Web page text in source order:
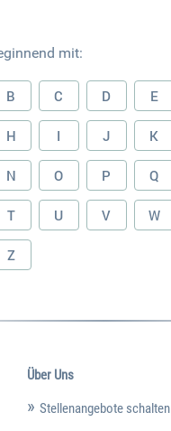
mit:
B C D E
H I J K
N O P Q
T U V W
Z
Über Uns
Stellenangebote schalten